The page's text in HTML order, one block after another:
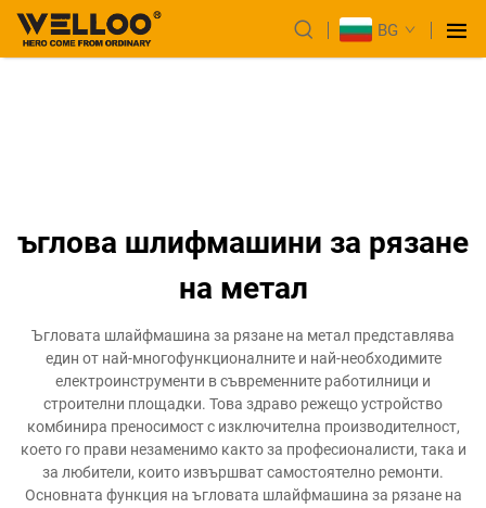
BG
ъглова шлифмашини за рязане
на метал
Ъгловата шлайфмашина за рязане на метал представлява
един от най-многофункционалните и най-необходимите
електроинструменти в съвременните работилници и
строителни площадки. Това здраво режещо устройство
комбинира преносимост с изключителна производителност,
което го прави незаменимо както за професионалисти, така и
за любители, които извършват самостоятелно ремонти.
Основната функция на ъгловата шлайфмашина за рязане на